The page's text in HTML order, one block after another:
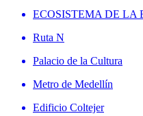
ECOSISTEMA DE LA
Ruta N
Palacio de la Cultura
Metro de Medellín
Edificio Coltejer